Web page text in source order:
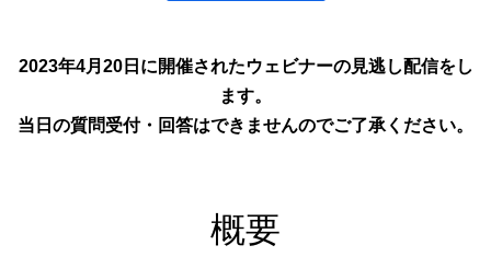
2023年4月20日に開催されたウェビナーの見逃し配信をし
ます。
当日の質問受付・回答はできませんのでご了承ください。
概要